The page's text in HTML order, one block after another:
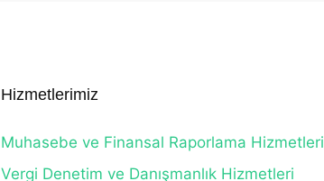
Hizmetlerimiz
Muhasebe ve Finansal Raporlama Hizmetleri
Vergi Denetim ve Danışmanlık Hizmetleri